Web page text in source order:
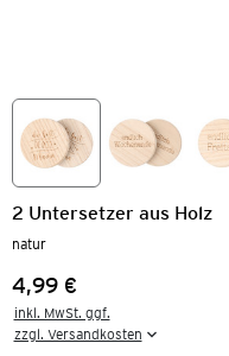
2 Untersetzer aus Holz
natur
Preis:
4,99 €
inkl. MwSt. ggf.
zzgl. Versandkosten